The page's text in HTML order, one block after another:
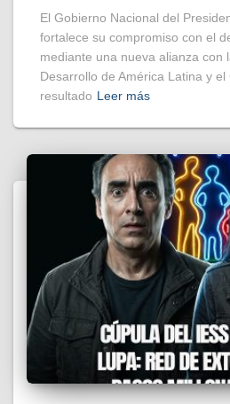
El Gobierno Nacional del
fortalece su compromiso con el
mediante una nueva alianza con
Desarrollo de América Latina y el
resultado Leer más